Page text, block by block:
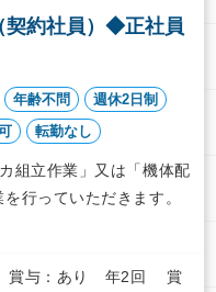
契約社員）◆正社員
年齢不問
週休2日制
転勤なし
組立作業」又は「機体配
行っていただきます。
賞与：あり 年2回 賞